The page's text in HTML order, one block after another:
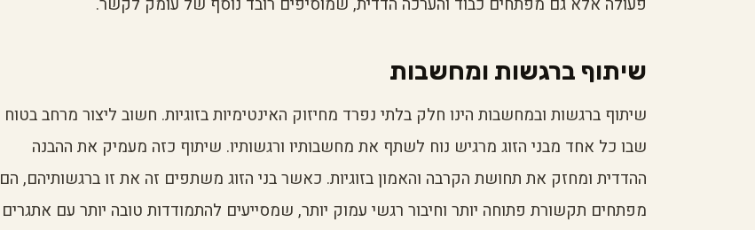
פעולה אלא גם מפתחים כבוד והערכה הדדית, שמוסיפים רובד נוסף של עומק לקשר.
שיתוף ברגשות ומחשבות
שיתוף ברגשות ובמחשבות הינו חלק בלתי נפרד מחיזוק האינטימיות בזוגיות. חשוב ליצור מרחב בטוח
שבו כל אחד מבני הזוג מרגיש נוח לשתף את מחשבותיו ורגשותיו. שיתוף כזה מעמיק את ההבנה
ההדדית ומחזק את תחושת הקרבה והאמון בזוגיות. כאשר בני הזוג משתפים זה את זו ברגשותיהם, הם
מפתחים תקשורת פתוחה יותר וחיבור רגשי עמוק יותר, שמסייעים להתמודדות טובה יותר עם אתגרים